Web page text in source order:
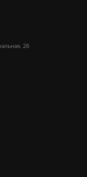
2б